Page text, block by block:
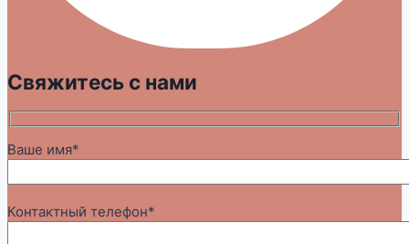
Свяжитесь с нами
Ваше имя*
Контактный телефон*